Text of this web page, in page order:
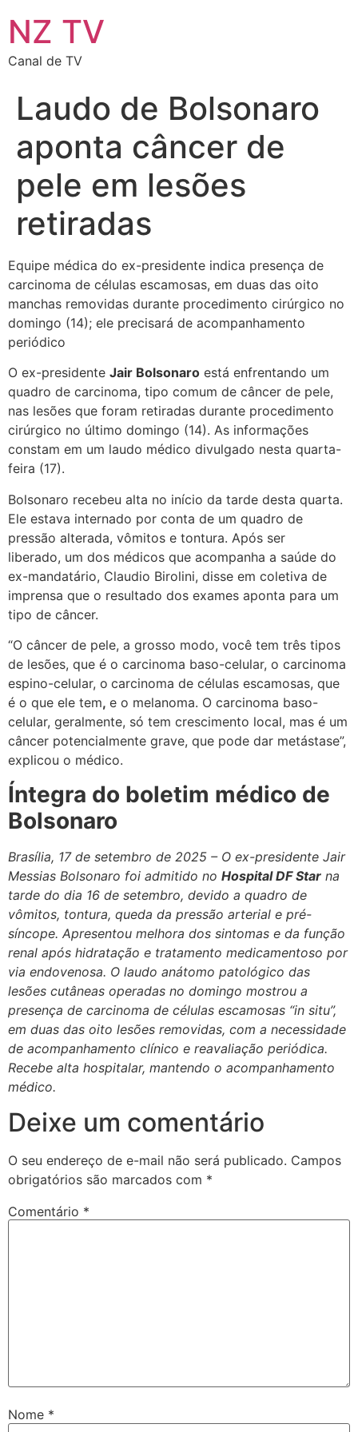
NZ TV
Canal de TV
Laudo de Bolsonaro
aponta câncer de
pele em lesões
retiradas
Equipe médica do ex-presidente indica presença de
carcinoma de células escamosas, em duas das oito
manchas removidas durante procedimento cirúrgico no
domingo (14); ele precisará de acompanhamento
periódico
O ex-presidente Jair Bolsonaro está enfrentando um
quadro de carcinoma, tipo comum de câncer de pele,
nas lesões que foram retiradas durante procedimento
cirúrgico no último domingo (14). As informações
constam em um laudo médico divulgado nesta quarta-
feira (17).
Bolsonaro recebeu alta no início da tarde desta quarta.
Ele estava internado por conta de um quadro de
pressão alterada, vômitos e tontura. Após ser
liberado, um dos médicos que acompanha a saúde do
ex-mandatário, Claudio Birolini, disse em coletiva de
imprensa que o resultado dos exames aponta para um
tipo de câncer.
“O câncer de pele, a grosso modo, você tem três tipos
de lesões, que é o carcinoma baso-celular, o carcinoma
espino-celular, o carcinoma de células escamosas, que
é o que ele tem, e o melanoma. O carcinoma baso-
celular, geralmente, só tem crescimento local, mas é um
câncer potencialmente grave, que pode dar metástase”,
explicou o médico.
Íntegra do boletim médico de
Bolsonaro
Brasília, 17 de setembro de 2025 – O ex-presidente Jair
Messias Bolsonaro foi admitido no Hospital DF Star na
tarde do dia 16 de setembro, devido a quadro de
vômitos, tontura, queda da pressão arterial e pré-
síncope. Apresentou melhora dos sintomas e da função
renal após hidratação e tratamento medicamentoso por
via endovenosa. O laudo anátomo patológico das
lesões cutâneas operadas no domingo mostrou a
presença de carcinoma de células escamosas “in situ”,
em duas das oito lesões removidas, com a necessidade
de acompanhamento clínico e reavaliação periódica.
Recebe alta hospitalar, mantendo o acompanhamento
médico.
Deixe um comentário
O seu endereço de e-mail não será publicado. Campos
obrigatórios são marcados com *
Comentário *
Nome *